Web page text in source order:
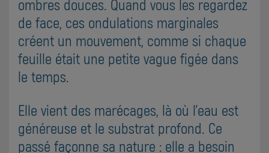
ombres douces. Quand vous les regardez
de face, ces ondulations marginales
créent un mouvement, comme si chaque
feuille était une petite vague figée dans
le temps.
Elle vient des marécages, là où l'eau est
généreuse et le substrat profond. Ce
passé façonne sa nature : elle a besoin